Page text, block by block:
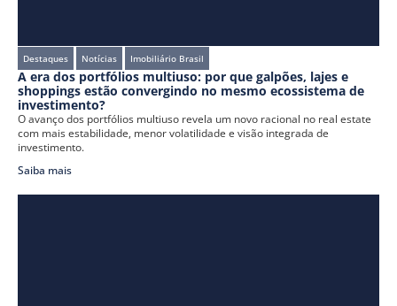
Destaques Notícias Imobiliário Brasil
A era dos portfólios multiuso: por que galpões, lajes e
shoppings estão convergindo no mesmo ecossistema de
investimento?
O avanço dos portfólios multiuso revela um novo racional no real estate
com mais estabilidade, menor volatilidade e visão integrada de
investimento.
Saiba mais